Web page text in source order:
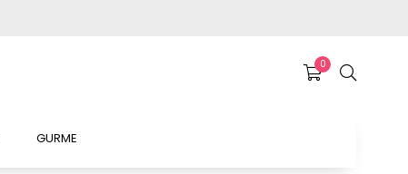
0
GURME